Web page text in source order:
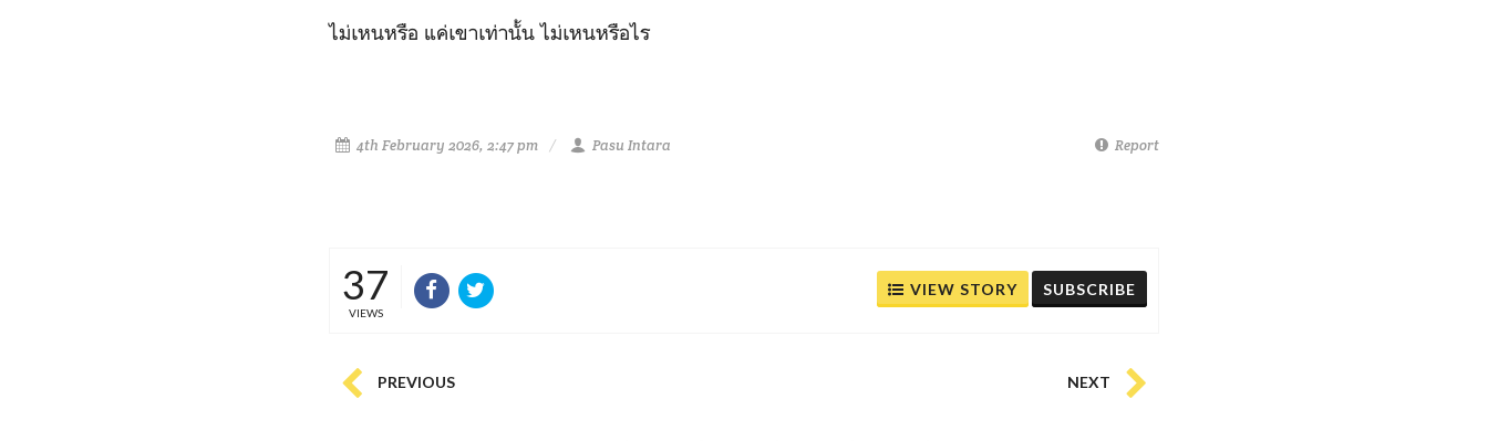
ไม่เหนหรือ แค่เขาเท่านั้น ไม่เหนหรือไร
4th February 2026, 2:47 pm Pasu Intara Report
37
VIEWS
VIEW STORY SUBSCRIBE
PREVIOUS NEXT